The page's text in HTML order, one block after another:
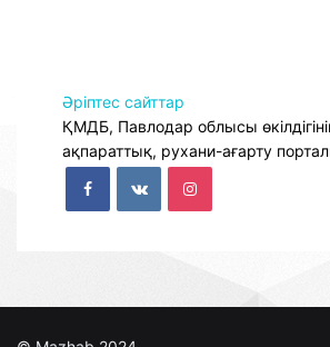
Әріптес сайттар
ҚМДБ, Павлодар облысы
ақпараттық, рухани-ағарту